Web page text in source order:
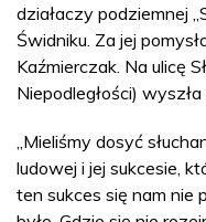
działaczy podziemnej
Świdniku. Za jej
Kaźmierczak. Na ulicę
Niepodległości)
„Mieliśmy dosyć
ludowej i jej sukcesie,
ten sukces się nam nie